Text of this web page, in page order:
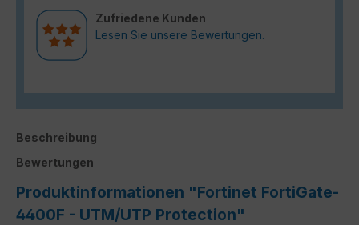
Zufriedene Kunden
Lesen Sie unsere Bewertungen.
Beschreibung
Bewertungen
Produktinformationen "Fortinet FortiGate-
4400F - UTM/UTP Protection"